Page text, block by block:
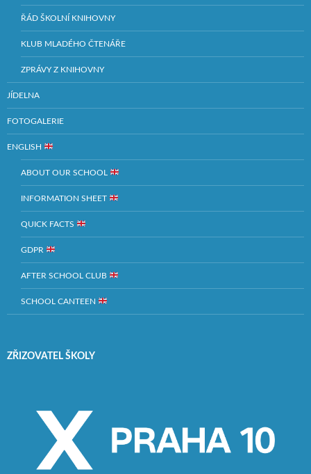
ŘÁD ŠKOLNÍ KNIHOVNY
KLUB MLADÉHO ČTENÁŘE
ZPRÁVY Z KNIHOVNY
JÍDELNA
FOTOGALERIE
ENGLISH
ABOUT OUR SCHOOL
INFORMATION SHEET
QUICK FACTS
GDPR
AFTER SCHOOL CLUB
SCHOOL CANTEEN
ZŘIZOVATEL ŠKOLY